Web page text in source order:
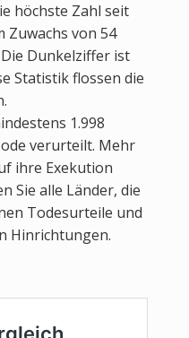
höchste Zahl seit
Zuwachs von 54
Dunkelziffer ist
Statistik flossen die
1.998
verurteilt. Mehr
ihre Exekution
Sie alle Länder, die
Todesurteile und
Hinrichtungen.